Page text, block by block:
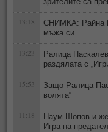
13:18
СНИМКА: Райна
мъжа си
13:23
Ралица
раздялата с
15:53
Защо Ралица
волята“
11:18
Наум Шопов и
Игра на